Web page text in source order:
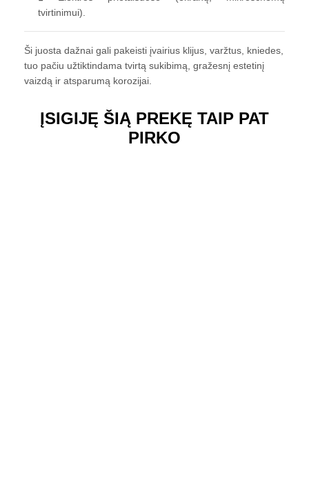
tvirtinimui).
Ši juosta dažnai gali pakeisti įvairius klijus, varžtus, kniedes,
tuo pačiu užtiktindama tvirtą sukibimą, gražesnį estetinį
vaizdą ir atsparumą korozijai.
ĮSIGIJĘ ŠIĄ PREKĘ TAIP PAT
PIRKO